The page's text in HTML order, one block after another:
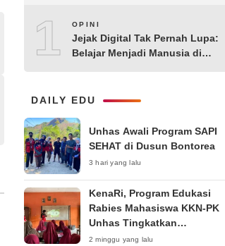
Bicara
10
OPINI
Jejak Digital Tak Pernah Lupa:
Belajar Menjadi Manusia di
DAILY EDU
Unhas Awali Program SAPI
SEHAT di Dusun Bontorea
3 hari yang lalu
KenaRi, Program Edukasi
Rabies Mahasiswa KKN-PK
Unhas Tingkatkan
Kesadaran Siswa SD Negeri 4
2 minggu yang lalu